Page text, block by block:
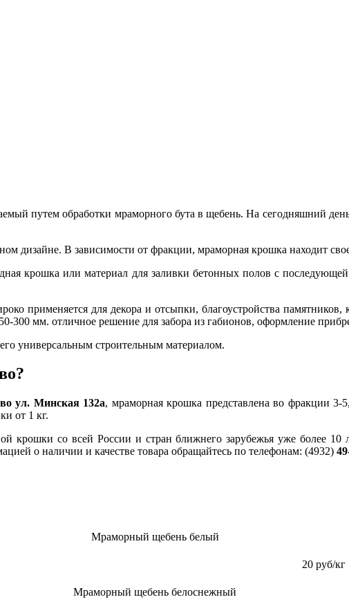
путем обработки мраморного бута в щебень. На сегодняшний
дизайне. В зависимости от фракции, мраморная крошка находит
крошка или материал для заливки бетонных полов с
применяется для декора и отсыпки, благоустройства
300 мм. отличное решение для забора из габионов, оформление
универсальным строительным материалом.
ул. Минская 132а, мраморная крошка представлена во фракции
от 1 кг.
крошки со всей России и стран ближнего зарубежья уже более
о наличии и качестве товара обращайтесь по телефонам: (4932)
Мраморный щебень белый
20 руб/кг
Мраморный щебень белоснежный